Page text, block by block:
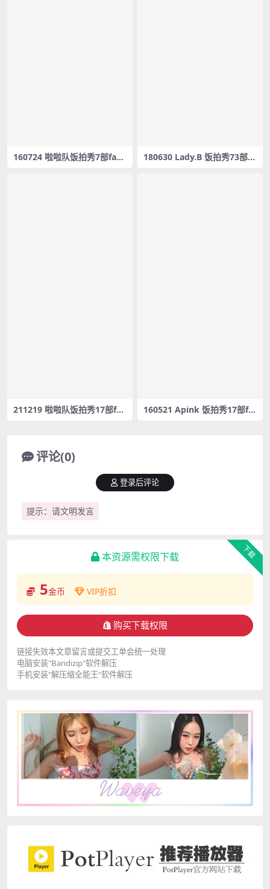
160724 啦啦队饭拍秀7部fanc
180630 Lady.B 饭拍秀73部fa
211219 啦啦队饭拍秀17部fan
160521 Apink 饭拍秀17部fa
评论(0)
提示：请文明发言
登录后评论
下载
本资源需权限下载
5金币 VIP折扣
购买下载权限
链接失效本文章留言或提交工单会统一处理
电脑安装"Bandizip"软件解压
手机安装"解压缩全能王"软件解压